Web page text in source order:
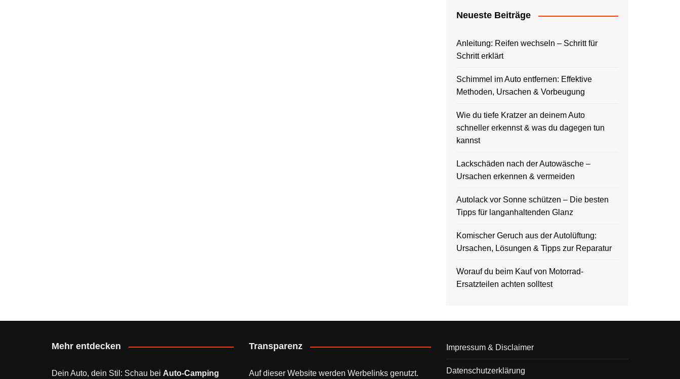
Neueste Beiträge
Anleitung: Reifen wechseln – Schritt für
Schritt erklärt
Schimmel im Auto entfernen: Effektive
Methoden, Ursachen & Vorbeugung
Wie du tiefe Kratzer an deinem Auto
schneller erkennst & was du dagegen tun
kannst
Lackschäden nach der Autowäsche –
Ursachen erkennen & vermeiden
Autolack vor Sonne schützen – Die besten
Tipps für langanhaltenden Glanz
Komischer Geruch aus der Autolüftung:
Ursachen, Lösungen & Tipps zur Reparatur
Worauf du beim Kauf von Motorrad-
Ersatzteilen achten solltest
Mehr entdecken
Dein Auto, dein Stil: Schau bei Auto-Camping
Transparenz
Auf dieser Website werden Werbelinks genutzt.
Impressum & Disclaimer
Datenschutzerklärung